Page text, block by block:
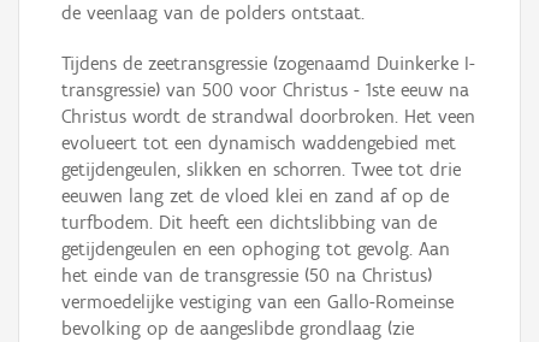
de veenlaag van de polders ontstaat.
Tijdens de zeetransgressie (zogenaamd Duinkerke I-
transgressie) van 500 voor Christus - 1ste eeuw na
Christus wordt de strandwal doorbroken. Het veen
evolueert tot een dynamisch waddengebied met
getijdengeulen, slikken en schorren. Twee tot drie
eeuwen lang zet de vloed klei en zand af op de
turfbodem. Dit heeft een dichtslibbing van de
getijdengeulen en een ophoging tot gevolg. Aan
het einde van de transgressie (50 na Christus)
vermoedelijke vestiging van een Gallo-Romeinse
bevolking op de aangeslibde grondlaag (zie